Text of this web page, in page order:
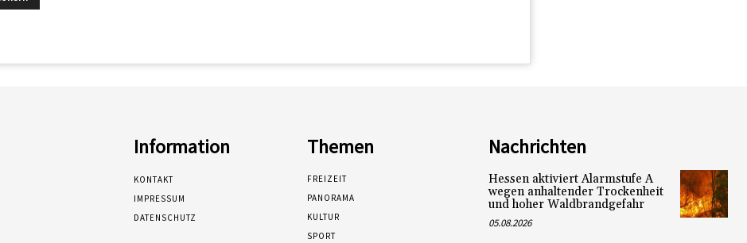
Information
KONTAKT
IMPRESSUM
DATENSCHUTZ
Themen
FREIZEIT
PANORAMA
KULTUR
SPORT
Nachrichten
Hessen aktiviert Alarmstufe A
wegen anhaltender Trockenheit
und hoher Waldbrandgefahr
05.08.2026